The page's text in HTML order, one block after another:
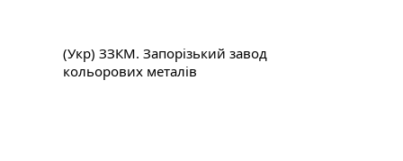
(Укр) ЗЗКМ. Запорізький завод
кольорових металів